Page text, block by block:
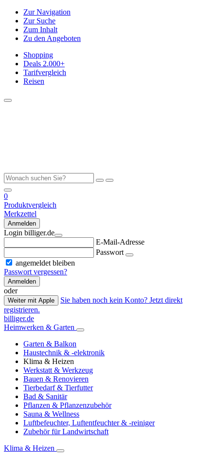
Zur Navigation
Zur Suche
Zum Inhalt
Zu den Angeboten
Shopping
Deals 2.000+
Tarifvergleich
Reisen
0
Produktvergleich
Merkzettel
Anmelden
Login billiger.de
E-Mail-Adresse
Passwort
angemeldet bleiben
Passwort vergessen?
Anmelden
oder
Weiter mit Apple
Sie haben noch kein Konto? Jetzt direkt
registrieren.
billiger.de
Heimwerken & Garten
Garten & Balkon
Haustechnik & -elektronik
Klima & Heizen
Werkstatt & Werkzeug
Bauen & Renovieren
Tierbedarf & Tierfutter
Bad & Sanitär
Pflanzen & Pflanzenzubehör
Sauna & Wellness
Luftbefeuchter, Luftentfeuchter & -reiniger
Zubehör für Landwirtschaft
Klima & Heizen